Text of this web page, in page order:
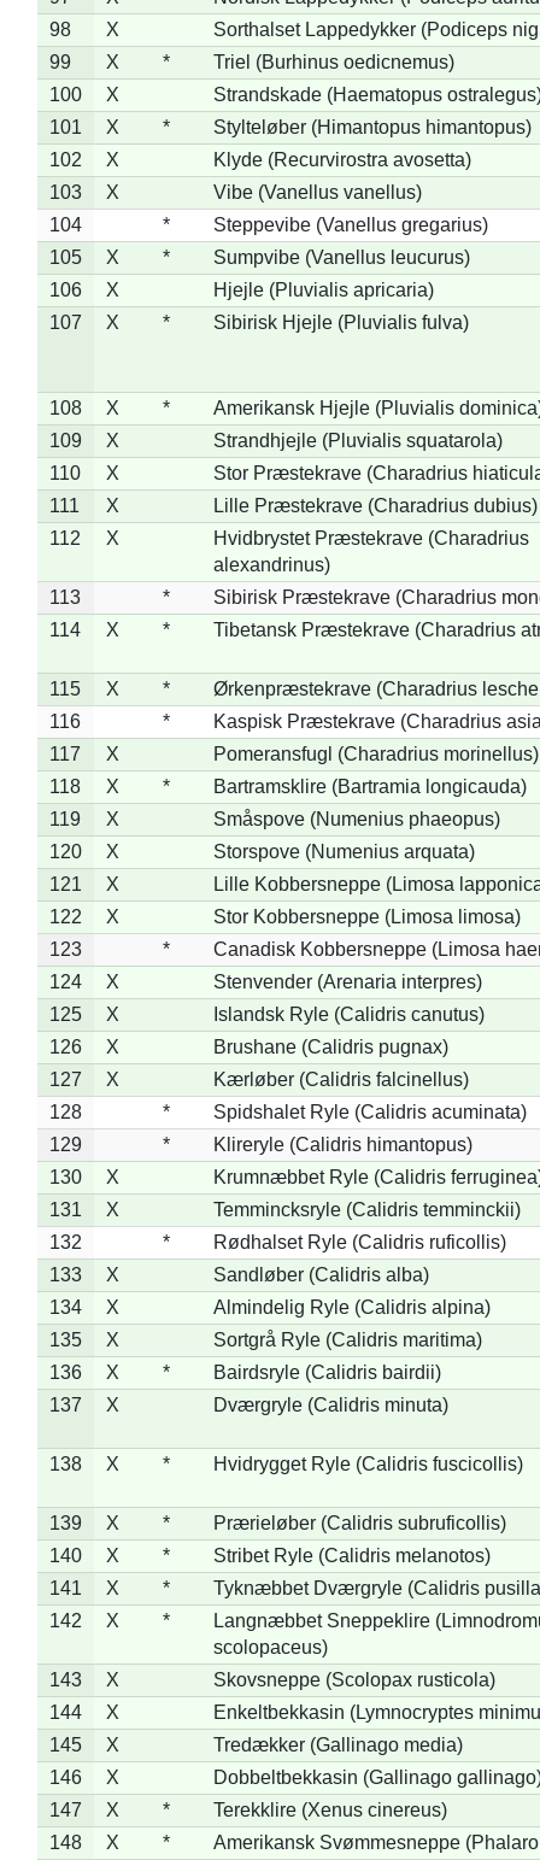
98
X
Sorthalset Lappedykker (Podiceps
99
X *
Triel (Burhinus oedicnemus)
100
X
Strandskade (Haematopus
101
X *
Stylteløber (Himantopus himantopus)
102
X
Klyde (Recurvirostra avosetta)
103
X
Vibe (Vanellus vanellus)
104
*
Steppevibe (Vanellus gregarius)
105
X *
Sumpvibe (Vanellus leucurus)
106
X
Hjejle (Pluvialis apricaria)
107
X * Sibirisk Hjejle (Pluvialis fulva)
108 X *
Amerikansk Hjejle (Pluvialis
109
X
Strandhjejle (Pluvialis squatarola)
110
X
Stor Præstekrave (Charadrius
111
X
Lille Præstekrave (Charadrius dubius)
112
X
Hvidbrystet Præstekrave (Charadrius
alexandrinus)
113
*
Sibirisk Præstekrave (Charadrius
114
X * Tibetansk Præstekrave (Charadrius
115 X *
Ørkenpræstekrave (Charadrius
116
*
Kaspisk Præstekrave (Charadrius
117
X
Pomeransfugl (Charadrius morinellus)
118
X *
Bartramsklire (Bartramia longicauda)
119
X
Småspove (Numenius phaeopus)
120
X
Storspove (Numenius arquata)
121
X
Lille Kobbersneppe (Limosa
122
X
Stor Kobbersneppe (Limosa limosa)
123
*
Canadisk Kobbersneppe (Limosa
124
X
Stenvender (Arenaria interpres)
125
X
Islandsk Ryle (Calidris canutus)
126
X
Brushane (Calidris pugnax)
127
X
Kærløber (Calidris falcinellus)
128
*
Spidshalet Ryle (Calidris acuminata)
129
*
Klireryle (Calidris himantopus)
130
X
Krumnæbbet Ryle (Calidris
131
X
Temmincksryle (Calidris temminckii)
132
*
Rødhalset Ryle (Calidris ruficollis)
133
X
Sandløber (Calidris alba)
134
X
Almindelig Ryle (Calidris alpina)
135
X
Sortgrå Ryle (Calidris maritima)
136
X *
Bairdsryle (Calidris bairdii)
137
X Dværgryle (Calidris minuta)
138 X * Hvidrygget Ryle (Calidris fuscicollis)
139 X *
Prærieløber (Calidris subruficollis)
140
X *
Stribet Ryle (Calidris melanotos)
141
X *
Tyknæbbet Dværgryle (Calidris
142
X *
Langnæbbet Sneppeklire
scolopaceus)
143
X
Skovsneppe (Scolopax rusticola)
144
X
Enkeltbekkasin (Lymnocryptes
145
X
Tredækker (Gallinago media)
146
X
Dobbeltbekkasin (Gallinago
147
X *
Terekklire (Xenus cinereus)
148
X *
Amerikansk Svømmesneppe